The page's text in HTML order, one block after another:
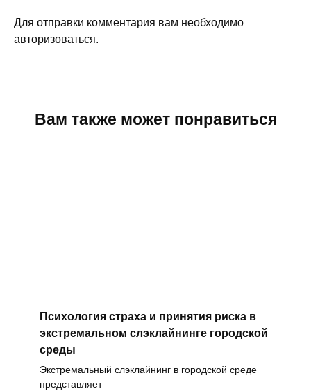
Для отправки комментария вам необходимо
авторизоваться.
Вам также может понравиться
Психология страха и принятия риска в
экстремальном слэклайнинге городской
среды
Экстремальный слэклайнинг в городской среде
представляет